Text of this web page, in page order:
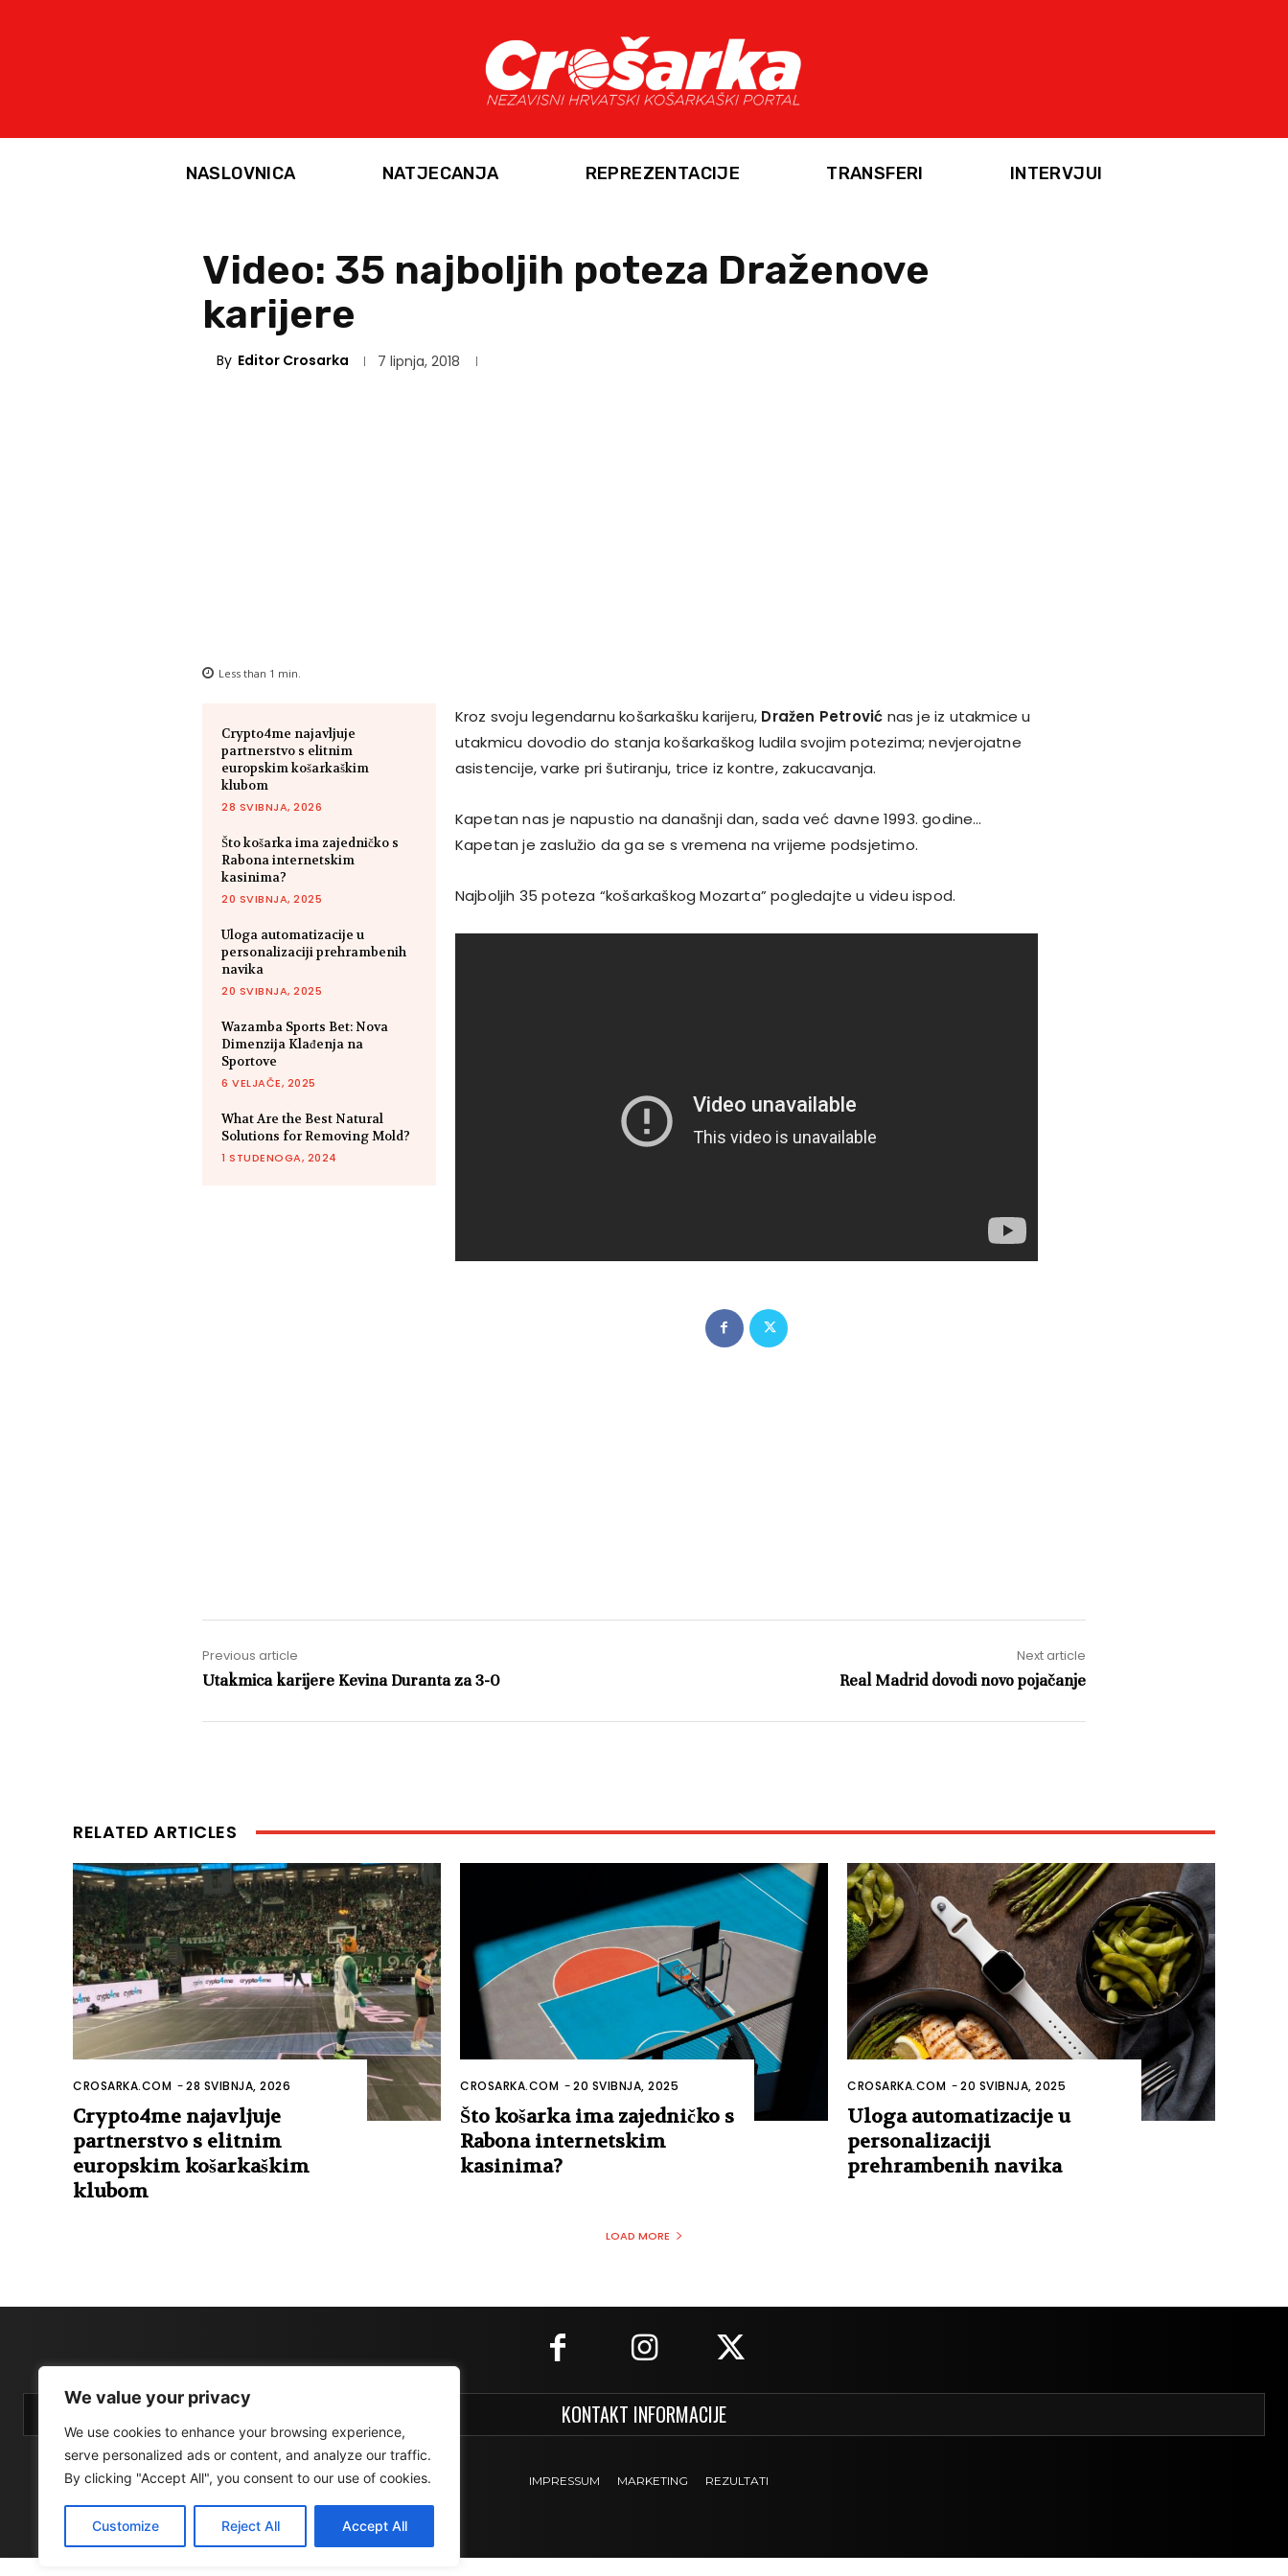
We value your privacy
We use cookies to enhance your browsing experience,
serve personalized ads or content, and analyze our traffic.
By clicking "Accept All", you consent to our use of cookies.
Customize Reject All Accept All
NASLOVNICA NATJECANJA REPREZENTACIJE TRANSFERI INTERVJUI
Video: 35 najboljih poteza Draženove
karijere
By Editor Crosarka 7 lipnja, 2018
Less than 1 min.
Crypto4me najavljuje
partnerstvo s elitnim
europskim košarkaškim
klubom
28 SVIBNJA, 2026
Što košarka ima zajedničko s
Rabona internetskim
kasinima?
20 SVIBNJA, 2025
Uloga automatizacije u
personalizaciji prehrambenih
navika
20 SVIBNJA, 2025
Wazamba Sports Bet: Nova
Dimenzija Klađenja na
Sportove
6 VELJAČE, 2025
What Are the Best Natural
Solutions for Removing Mold?
1 STUDENOGA, 2024
Kroz svoju legendarnu košarkašku karijeru, Dražen Petrović nas je iz utakmice u
utakmicu dovodio do stanja košarkaškog ludila svojim potezima; nevjerojatne
asistencije, varke pri šutiranju, trice iz kontre, zakucavanja.
Kapetan nas je napustio na današnji dan, sada već davne 1993. godine…
Kapetan je zaslužio da ga se s vremena na vrijeme podsjetimo.
Najboljih 35 poteza “košarkaškog Mozarta” pogledajte u videu ispod.
Previous article
Utakmica karijere Kevina Duranta za 3-0
Next article
Real Madrid dovodi novo pojačanje
RELATED ARTICLES
CROSARKA.COM -28 SVIBNJA, 2026
Crypto4me najavljuje
partnerstvo s elitnim
europskim košarkaškim
klubom
CROSARKA.COM -20 SVIBNJA, 2025
Što košarka ima zajedničko s
Rabona internetskim
kasinima?
CROSARKA.COM -20 SVIBNJA, 2025
Uloga automatizacije u
personalizaciji
prehrambenih navika
LOAD MORE
KONTAKT INFORMACIJE
IMPRESSUM MARKETING REZULTATI